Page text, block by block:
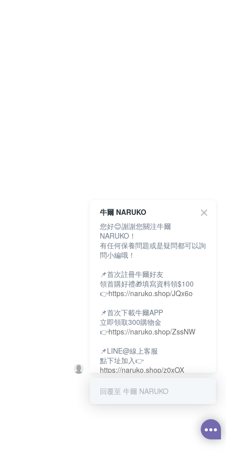
牛爾 NARUKO
您好😊謝謝您關注牛爾
NARUKO！
有任何保養問題或是疑問都可以詢
問小編哦！
📌首次註冊牛爾好友
領首購好禮🎁填寫資料領$100
👉https://naruko.shop/JQx6o
📌首次下載牛爾APP
立即領取300購物金
👉https://naruko.shop/ZssNW
📌LINE@線上客服
點下址加入👉
https://naruko.shop/z0xOX
📌電話客服：02-26581707
回覆至 牛爾 NARUKO